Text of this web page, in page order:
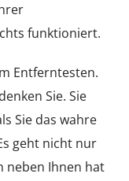
funktioniert.
Entferntesten.
Sie. Sie
Sie das wahre
geht nicht nur
neben Ihnen hat